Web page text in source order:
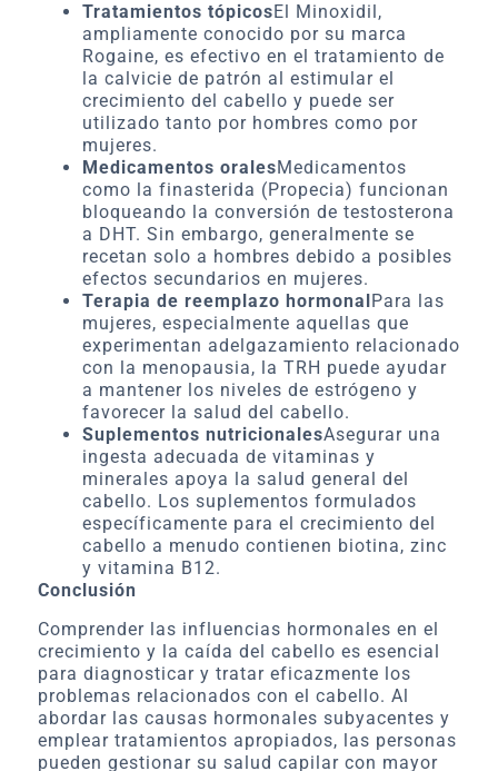
Tratamientos tópicosEl Minoxidil,
ampliamente conocido por su marca
Rogaine, es efectivo en el tratamiento de
la calvicie de patrón al estimular el
crecimiento del cabello y puede ser
utilizado tanto por hombres como por
mujeres.
Medicamentos oralesMedicamentos
como la finasterida (Propecia) funcionan
bloqueando la conversión de testosterona
a DHT. Sin embargo, generalmente se
recetan solo a hombres debido a posibles
efectos secundarios en mujeres.
Terapia de reemplazo hormonal Para las
mujeres, especialmente aquellas que
experimentan adelgazamiento relacionado
con la menopausia, la TRH puede ayudar
a mantener los niveles de estrógeno y
favorecer la salud del cabello.
Suplementos nutricionalesAsegurar una
ingesta adecuada de vitaminas y
minerales apoya la salud general del
cabello. Los suplementos formulados
específicamente para el crecimiento del
cabello a menudo contienen biotina, zinc
y vitamina B12.
Conclusión
Comprender las influencias hormonales en el
crecimiento y la caída del cabello es esencial
para diagnosticar y tratar eficazmente los
problemas relacionados con el cabello. Al
abordar las causas hormonales subyacentes y
emplear tratamientos apropiados, las personas
pueden gestionar su salud capilar con mayor